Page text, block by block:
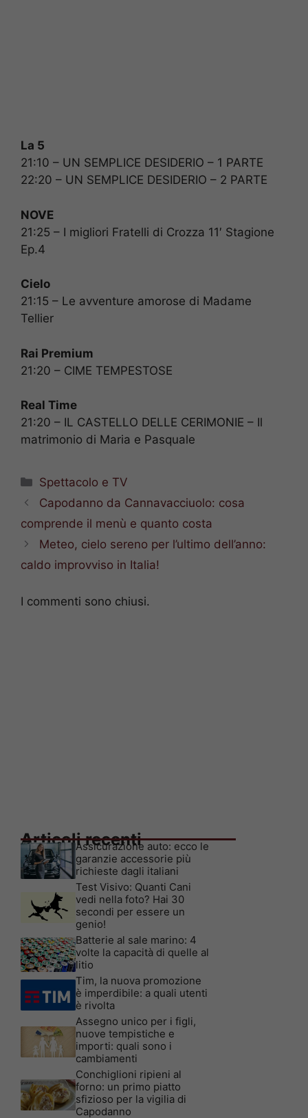
La 5
21:10 – UN SEMPLICE DESIDERIO – 1 PARTE
22:20 – UN SEMPLICE DESIDERIO – 2 PARTE
NOVE
21:25 – I migliori Fratelli di Crozza 11′ Stagione
Ep.4
Cielo
21:15 – Le avventure amorose di Madame
Tellier
Rai Premium
21:20 – CIME TEMPESTOSE
Real Time
21:20 – IL CASTELLO DELLE CERIMONIE – Il
matrimonio di Maria e Pasquale
Categorie
Spettacolo e TV
Capodanno da Cannavacciuolo: cosa
comprende il menù e quanto costa
Meteo, cielo sereno per l’ultimo dell’anno:
caldo improvviso in Italia!
I commenti sono chiusi.
Articoli recenti
Assicurazione auto: ecco le
garanzie accessorie più
richieste dagli italiani
Test Visivo: Quanti Cani
vedi nella foto? Hai 30
secondi per essere un
genio!
Batterie al sale marino: 4
volte la capacità di quelle al
litio
Tim, la nuova promozione
è imperdibile: a quali utenti
è rivolta
Assegno unico per i figli,
nuove tempistiche e
importi: quali sono i
cambiamenti
Conchiglioni ripieni al
forno: un primo piatto
sfizioso per la vigilia di
Capodanno